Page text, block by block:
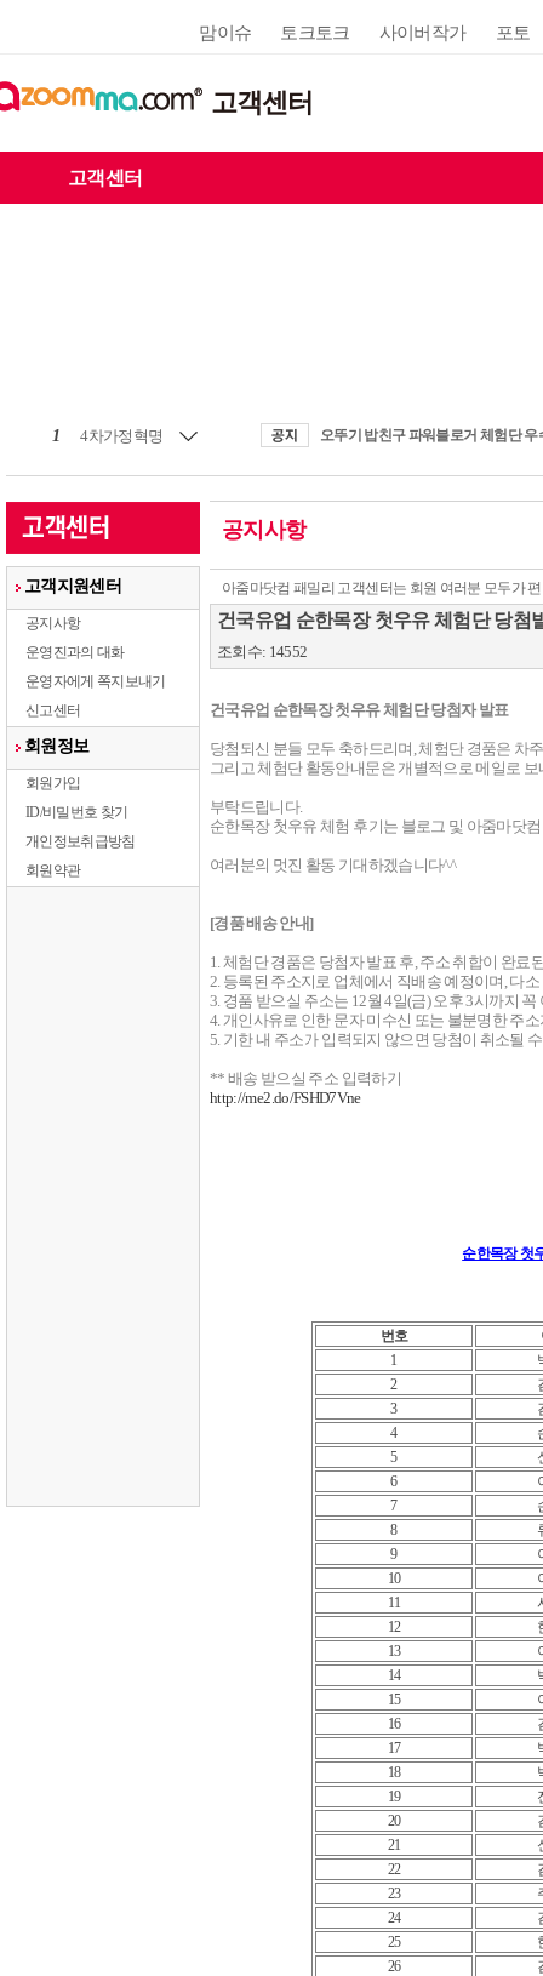
맘이슈 토크토크 사이버작가 포토
고객센터
고객센터
1 4차가정혁명
고객지원센터
공지사항
운영진과의 대화
운영자에게 쪽지보내기
신고센터
회원정보
회원가입
ID/비밀번호 찾기
개인정보취급방침
회원약관
공지사항
아줌마닷컴 패밀리 고객센터는 회원 여러분 모두가
건국유업 순한목장 첫우유 체험단 당첨
조회수: 14552
건국유업 순한목장 첫우유 체험단 당첨자 발표
당첨되신 분들 모두 축하드리며, 체험단 경품은 차
그리고 체험단 활동안내문은 개별적으로 메일로
부탁드립니다.
순한목장 첫우유 체험 후기는 블로그 및 아줌마닷
여러분의 멋진 활동 기대하겠습니다^^
[경품 배송 안내]
1. 체험단 경품은 당첨자 발표 후, 주소 취합이 완료
2. 등록된 주소지로 업체에서 직배송 예정이며, 다
3. 경품 받으실 주소는 12월 4일(금) 오후 3시까지
4. 개인사유로 인한 문자 미수신 또는 불분명한 주
5. 기한 내 주소가 입력되지 않으면 당첨이 취소될
http://me2.do/FSHD7Vne
순한목장 첫
번호
1
2
3
4
5
6
7
8
9
10
11
12
13
14
15
16
17
18
19
20
21
22
23
24
25
26